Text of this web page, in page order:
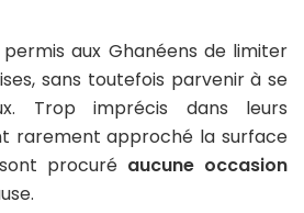
aux Ghanéens de limiter
sans toutefois parvenir à se
Trop imprécis dans leurs
rarement approché la surface
procuré aucune occasion